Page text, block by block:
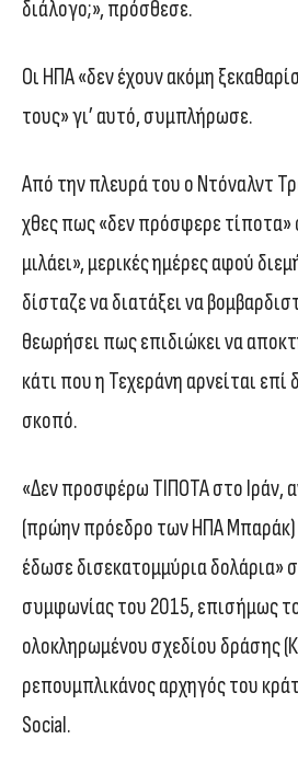
διάλογο;», πρόσθεσε.
Οι ΗΠΑ «δεν έχουν ακόμη
τους» γι’ αυτό, συμπλήρωσε.
Από την πλευρά του ο Ντόναλντ
χθες πως «δεν πρόσφερε τίποτα»
μιλάει», μερικές ημέρες αφού
δίσταζε να διατάξει να
θεωρήσει πως επιδιώκει να
κάτι που η Τεχεράνη αρνείται επί
σκοπό.
«Δεν προσφέρω ΤΙΠΟΤΑ στο Ιράν,
(πρώην πρόεδρο των ΗΠΑ
έδωσε δισεκατομμύρια δολάρια»
συμφωνίας του 2015, επισήμως
ολοκληρωμένου σχεδίου δράσης
ρεπουμπλικάνος αρχηγός του
Social.